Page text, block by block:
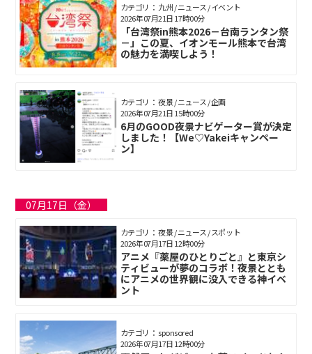
カテゴリ： 九州 / ニュース / イベント
「台湾祭in熊本2026－台南ランタン祭
－」この夏、イオンモール熊本で台湾
の魅力を満喫しよう！
2026年07月21日 17時00分
カテゴリ： 夜景 / ニュース / 企画
6月のGOOD夜景ナビゲーター賞が決定
しました！【We♡Yakeiキャンペー
ン】
2026年07月21日 15時00分
07月17日（金）
カテゴリ： 夜景 / ニュース / スポット
アニメ『薬屋のひとりごと』と東京シ
ティビューが夢のコラボ！夜景ととも
にアニメの世界観に没入できる神イベ
ント
2026年07月17日 12時00分
カテゴリ： sponsored
2026年07月17日 12時00分